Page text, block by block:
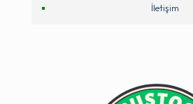
İletişim